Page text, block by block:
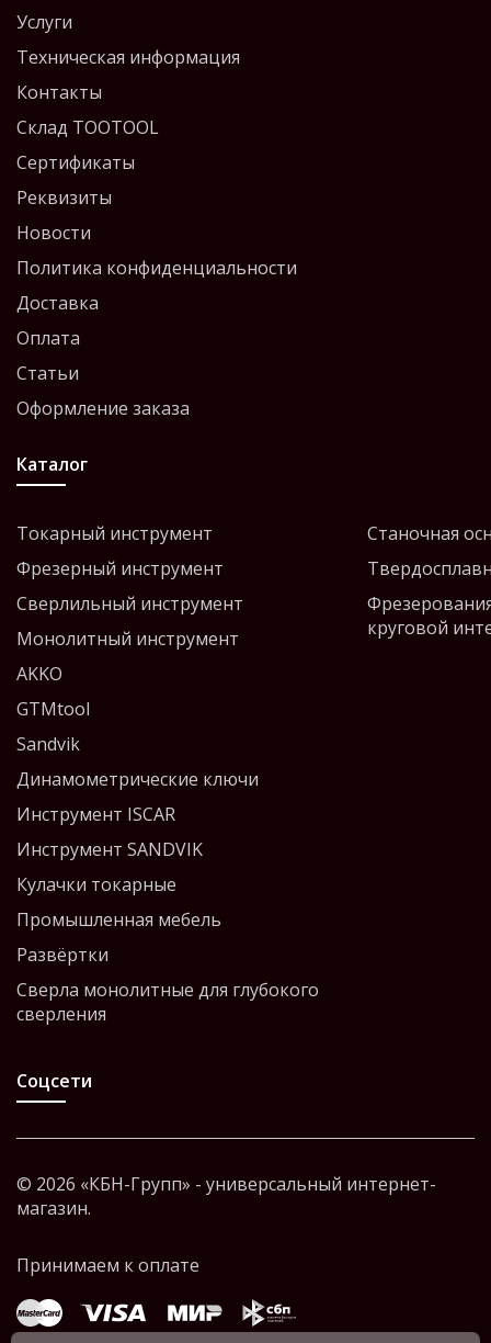
Услуги
Техническая информация
Контакты
Склад TOOTOOL
Сертификаты
Реквизиты
Новости
Политика конфиденциальности
Доставка
Оплата
Статьи
Оформление заказа
Каталог
Токарный инструмент
Фрезерный инструмент
Сверлильный инструмент
Монолитный инструмент
AKKO
GTMtool
Sandvik
Динамометрические ключи
Инструмент ISCAR
Инструмент SANDVIK
Кулачки токарные
Промышленная мебель
Развёртки
Сверла монолитные для глубокого
сверления
Станочная
круговой
Соцсети
© 2026 «КБН-Групп» - универсальный интернет-
магазин.